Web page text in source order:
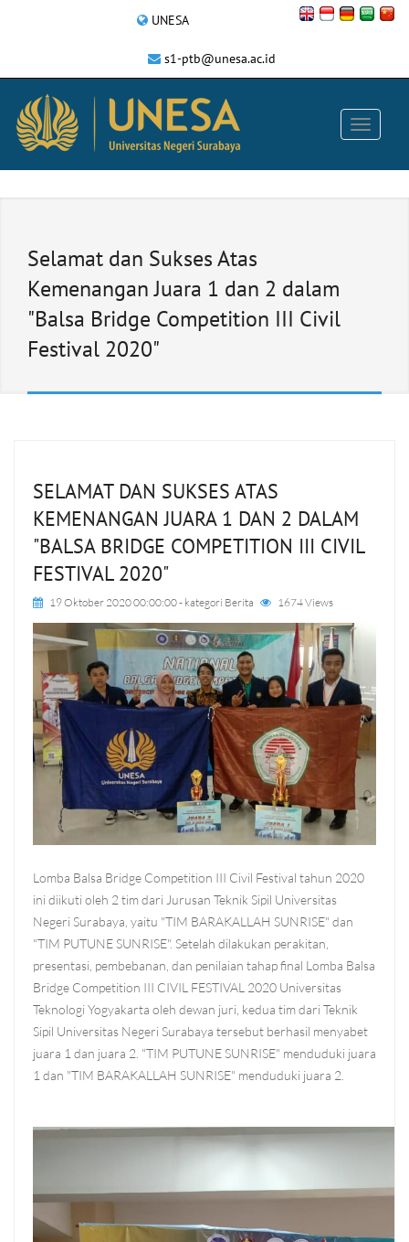
UNESA
s1-ptb@unesa.ac.id
Selamat dan Sukses Atas
Kemenangan Juara 1 dan 2 dalam
"Balsa Bridge Competition III Civil
Festival 2020"
SELAMAT DAN SUKSES ATAS
KEMENANGAN JUARA 1 DAN 2 DALAM
"BALSA BRIDGE COMPETITION III CIVIL
FESTIVAL 2020"
19 Oktober 2020 00:00:00- kategori Berita 1674 Views
Lomba Balsa Bridge Competition III Civil Festival tahun 2020
ini diikuti oleh 2 tim dari Jurusan Teknik Sipil Universitas
Negeri Surabaya, yaitu "TIM BARAKALLAH SUNRISE" dan
"TIM PUTUNE SUNRISE". Setelah dilakukan perakitan,
presentasi, pembebanan, dan penilaian tahap final Lomba Balsa
Bridge Competition III CIVIL FESTIVAL 2020 Universitas
Teknologi Yogyakarta oleh dewan juri, kedua tim dari Teknik
Sipil Universitas Negeri Surabaya tersebut berhasil menyabet
juara 1 dan juara 2. "TIM PUTUNE SUNRISE" menduduki juara
1 dan "TIM BARAKALLAH SUNRISE" menduduki juara 2.